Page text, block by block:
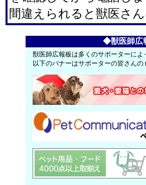
間違えられると獣医さ
◆獣医師広
獣医師広報板は多くのサポーターによ
以下のバナーはサポーターの皆さん